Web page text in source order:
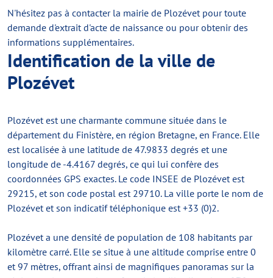
N'hésitez pas à contacter la mairie de Plozévet pour toute
demande d'extrait d'acte de naissance ou pour obtenir des
informations supplémentaires.
Identification de la ville de
Plozévet
Plozévet est une charmante commune située dans le
département du Finistère, en région Bretagne, en France. Elle
est localisée à une latitude de 47.9833 degrés et une
longitude de -4.4167 degrés, ce qui lui confère des
coordonnées GPS exactes. Le code INSEE de Plozévet est
29215, et son code postal est 29710. La ville porte le nom de
Plozévet et son indicatif téléphonique est +33 (0)2.
Plozévet a une densité de population de 108 habitants par
kilomètre carré. Elle se situe à une altitude comprise entre 0
et 97 mètres, offrant ainsi de magnifiques panoramas sur la